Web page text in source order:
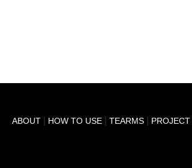
ABOUT HOW TO USE TEARMS PROJECT